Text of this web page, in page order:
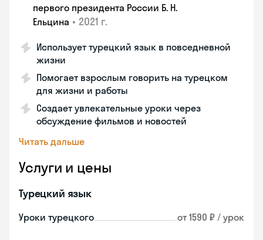
первого президента России Б. Н.
Ельцина • 2021 г.
Использует турецкий язык в повседневной
жизни
Помогает взрослым говорить на турецком
для жизни и работы
Создает увлекательные уроки через
обсуждение фильмов и новостей
Читать дальше
Услуги и цены
Турецкий язык
Уроки турецкого от 1590 ₽ / урок